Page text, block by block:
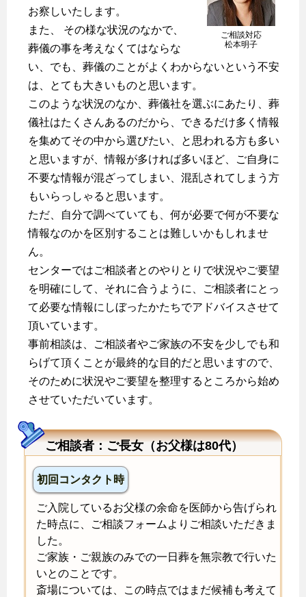
ご相談対応
松本明子
お察しいたします。
また、 その様な状況のなかで、
葬儀の事を考えなくてはならな
い、でも、葬儀のことがよくわからないという不安
は、とても大きいものと思います。
このような状況のなか、葬儀社を選ぶにあたり、葬
儀社はたくさんあるのだから、できるだけ多く情報
を集めてその中から選びたい、と思われる方も多い
と思いますが、情報が多ければ多いほど、ご自身に
不要な情報が混ざってしまい、混乱されてしまう方
もいらっしゃると思います。
ただ、自分で調べていても、何が必要で何が不要な
情報なのかを区別することは難しいかもしれませ
ん。
センターではご相談者とのやりとりで状況やご要望
を明確にして、それに合うように、ご相談者にとっ
て必要な情報にしぼったかたちでアドバイスさせて
頂いています。
事前相談は、ご相談者やご家族の不安を少しでも和
らげて頂くことが最終的な目的だと思いますので、
そのために状況やご要望を整理するところから始め
させていただいています。
ご相談者：ご長女（お父様は80代）
初回コンタクト時
ご入院しているお父様の余命を医師から告げられ
た時点に、ご相談フォームよりご相談いただきま
した。
ご家族・ご親族のみでの一日葬を無宗教で行いた
いとのことです。
斎場については、この時点ではまだ候補も考えて